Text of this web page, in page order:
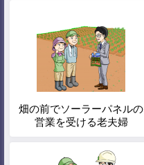
畑の前でソーラーパネルの
営業を受ける老夫婦